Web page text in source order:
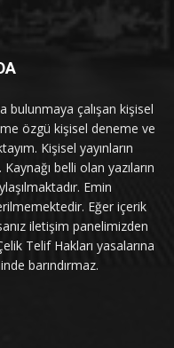
bulunmaya çalışan kişisel
özgü kişisel deneme ve
Kişisel yayınların
belli olan yazıların
Emin
Eğer içerik
iletişim panelimizden
Telif Hakları yasalarına
barındırmaz.